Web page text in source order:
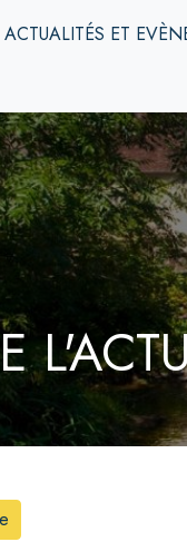
ACTUALITÉS ET